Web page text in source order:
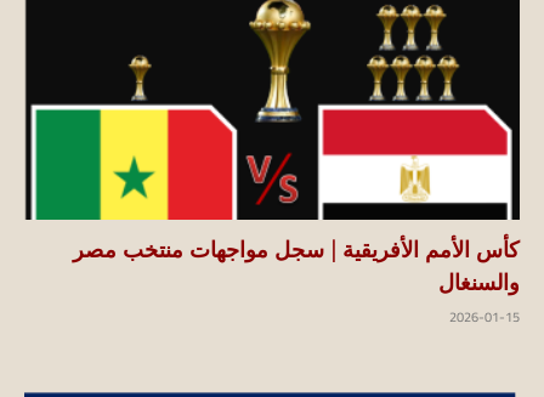
كأس الأمم الأفريقية | سجل مواجهات منتخب مصر
والسنغال
2026-01-15